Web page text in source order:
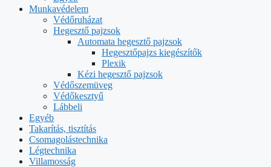
Munkavédelem
Védőruházat
Hegesztő pajzsok
Automata hegesztő pajzsok
Hegesztőpajzs kiegészítők
Plexik
Kézi hegesztő pajzsok
Védőszemüveg
Védőkesztyű
Lábbeli
Egyéb
Takarítás, tisztítás
Csomagolástechnika
Légtechnika
Villamosság